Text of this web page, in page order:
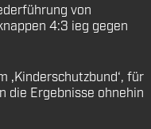
von
4:3 ieg gegen
für
die Ergebnisse ohnehin